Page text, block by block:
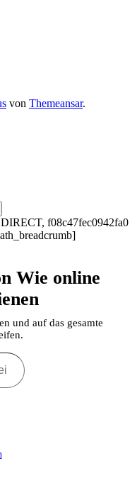
von Themeansar.
f08c47fec0942fa0
Wie online
und auf das gesamte